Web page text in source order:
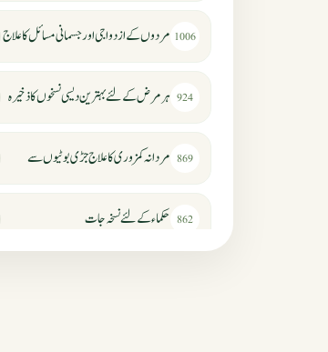
1006 مردوں کے ازدواجی اور جسمانی مسائل کا علاج
924 ہر مرض کے لئے بہترین دیسی نسخوں کا ذخیرہ
869 مردانہ کمزوری کا علاج جڑی بوٹیوں سے
862 حکماء کےلئے نسخہ جات